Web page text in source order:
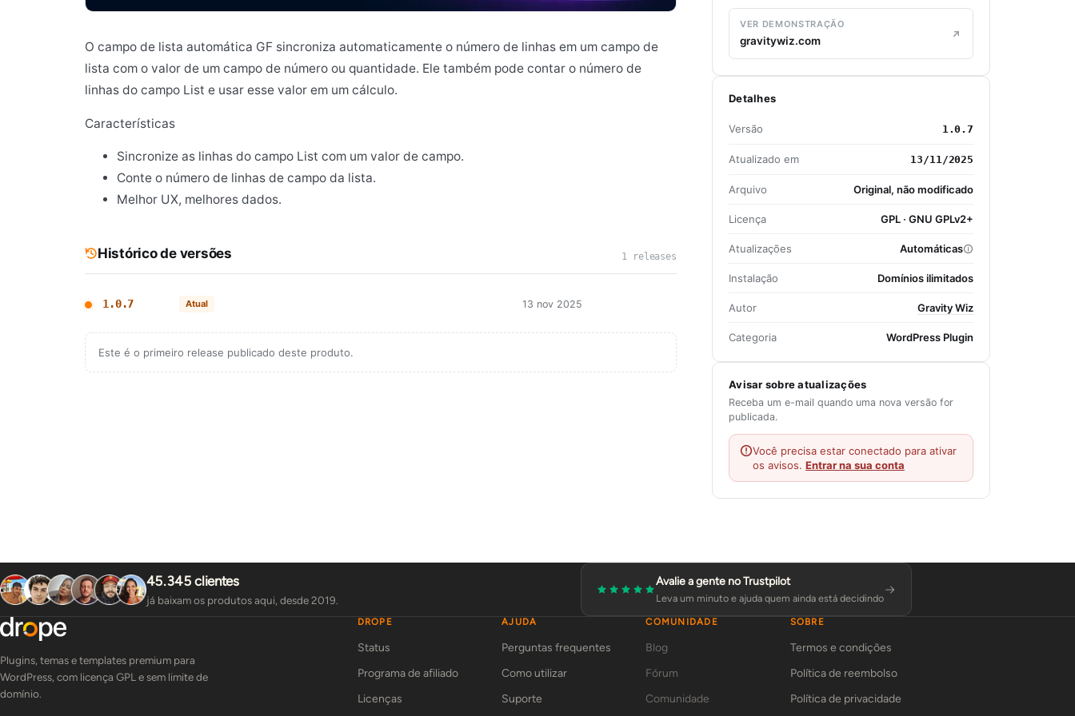
O campo de lista automática GF sincroniza automaticamente o número de linhas em um campo de
lista com o valor de um campo de número ou quantidade. Ele também pode contar o número de
linhas do campo List e usar esse valor em um cálculo.
Características
Sincronize as linhas do campo List com um valor de campo.
Conte o número de linhas de campo da lista.
Melhor UX, melhores dados.
Histórico de versões 1 releases
1.0.7 Atual 13 nov 2025
Este é o primeiro release publicado deste produto.
VER DEMONSTRAÇÃO
gravitywiz.com
Detalhes
Versão 1.0.7
Atualizado em 13/11/2025
Arquivo Original, não modificado
Licença GPL · GNU GPLv2+
Atualizações Automáticas
Instalação Domínios ilimitados
Autor Gravity Wiz
Categoria WordPress Plugin
Avisar sobre atualizações
Receba um e-mail quando uma nova versão for
publicada.
Você precisa estar conectado para ativar
os avisos. Entrar na sua conta
45.345 clientes
já baixam os produtos aqui, desde 2019.
Avalie a gente no Trustpilot
Leva um minuto e ajuda quem ainda está decidindo
Plugins, temas e templates premium para
WordPress, com licença GPL e sem limite de
domínio.
DROPE
Status
Programa de afiliado
Licenças
AJUDA
Perguntas frequentes
Como utilizar
Suporte
COMUNIDADE
Blog
Fórum
Comunidade
SOBRE
Termos e condições
Política de reembolso
Política de privacidade